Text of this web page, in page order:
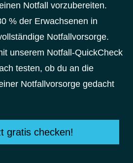
Notfall vorzubereiten.
% der Erwachsenen in
Notfallvorsorge.
unserem Notfall-QuickCheck
testen, ob du an die
Notfallvorsorge gedacht
gratis checken!